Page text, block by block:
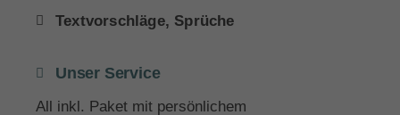
Textvorschläge, Sprüche
Unser Service
All inkl. Paket mit persönlichem